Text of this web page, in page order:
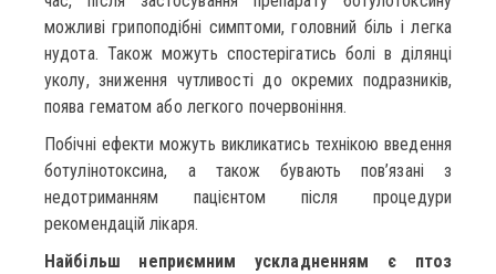
можливі грипоподібні симптоми, головний біль і легка
нудота. Також можуть спостерігатись болі в ділянці
уколу, зниження чутливості до окремих подразників,
поява гематом або легкого почервоніння.
Побічні ефекти можуть викликатись технікою введення
ботулінотоксина, а також бувають пов’язані з
недотриманням пацієнтом після процедури
рекомендацій лікаря.
Найбільш неприємним ускладненням є птоз